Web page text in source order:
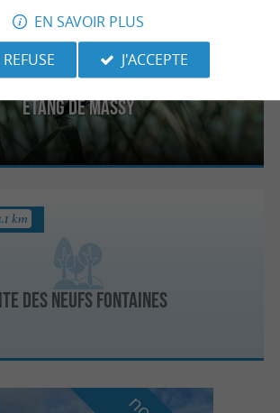
Etang de Massy
4.9 km
des Neufs Fontaines
km
EN SAVOIR PLUS
REFUSE
J'ACCEPTE